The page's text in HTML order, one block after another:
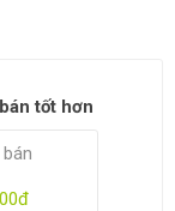
tốt hơn